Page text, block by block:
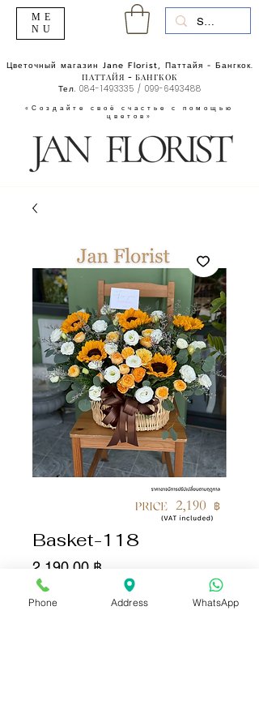
«Создайте своё счастье с помощью
цветов»
Цветочный магазин Jane Florist, Паттайя - Бангкок.
ПАТТАЙЯ - БАНГКОК
Тел. 084-1493335 / 099-6493488
ME
NU
Basket-118
2 190,00 ฿Цена
Количество
Phone Address WhatsApp